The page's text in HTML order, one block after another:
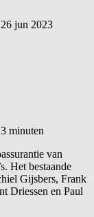
26 jun 2023
3 minuten
van
Het bestaande
Gijsbers, Frank
Driessen en Paul